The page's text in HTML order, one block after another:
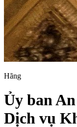
Hãng
Ủy ban
Dịch vụ